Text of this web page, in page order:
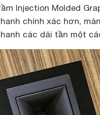
Injection Molded
chính xác hơn,
các dải tần một